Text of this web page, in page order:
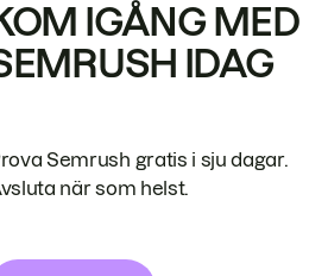
IGÅNG MED
IDAG
Semrush gratis i sju dagar.
när som helst.